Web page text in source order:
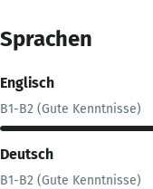
Sprachen
Englisch
B1-B2 (Gute Kenntnisse)
Deutsch
B1-B2 (Gute Kenntnisse)